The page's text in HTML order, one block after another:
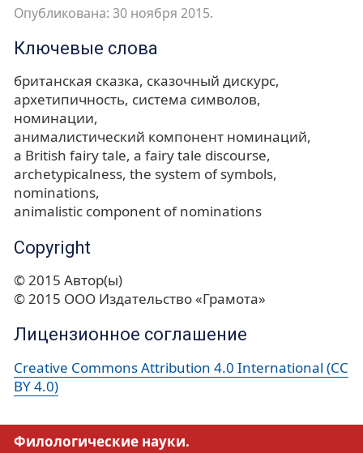
Опубликована: 30 ноября 2015.
Ключевые слова
британская сказка сказочный дискурс
архетипичность система символов
номинации
анималистический компонент номинаций
a British fairy tale a fairy tale discourse
archetypicalness the system of symbols
nominations
animalistic component of nominations
Copyright
© 2015 Автор(ы)
© 2015 ООО Издательство «Грамота»
Лицензионное соглашение
Creative Commons Attribution 4.0 International (CC
BY 4.0)
Филологические науки.